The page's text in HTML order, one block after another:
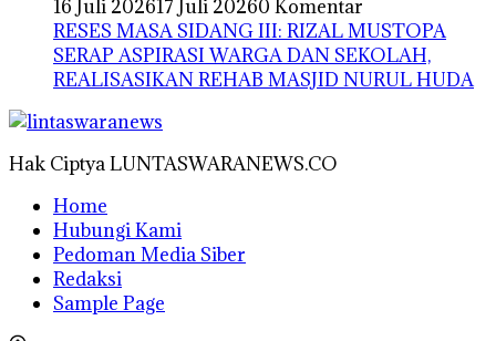
16 Juli 202617 Juli 20260 Komentar
RESES MASA SIDANG III: RIZAL MUSTOPA
SERAP ASPIRASI WARGA DAN SEKOLAH,
REALISASIKAN REHAB MASJID NURUL HUDA
Hak Ciptya LUNTASWARANEWS.CO
Home
Hubungi Kami
Pedoman Media Siber
Redaksi
Sample Page